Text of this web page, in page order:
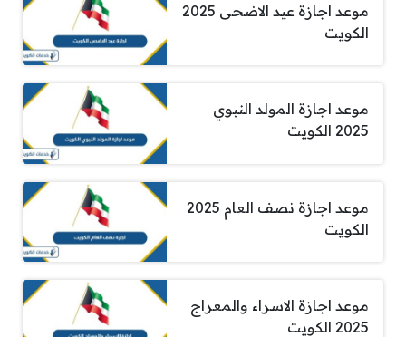
موعد اجازة عيد الاضحى 2025
الكويت
موعد اجازة المولد النبوي
2025 الكويت
موعد اجازة نصف العام 2025
الكويت
موعد اجازة الاسراء والمعراج
2025 الكويت